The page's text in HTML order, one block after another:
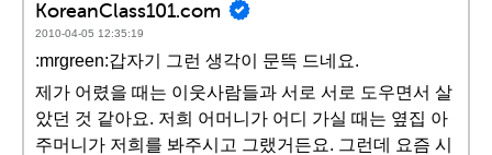
KoreanClass101.com
2010-04-05 12:35:19
:mrgreen:갑자기 그런 생각이 문뜩 드네요.
제가 어렸을 때는 이웃사람들과 서로 서로 도우면서 살
았던 것 같아요. 저희 어머니가 어디 가실 때는 옆집 아
주머니가 저희를 봐주시고 그랬거든요. 그런데 요즘 시